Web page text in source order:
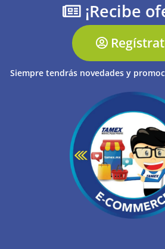
¡Recibe
Siempre tendrás novedades y